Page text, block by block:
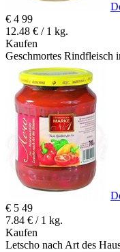
€ 4 99
12.48 € / 1 kg.
Kaufen
Geschmortes Rindfleisch
€ 5 49
7.84 € / 1 kg.
Kaufen
Letscho nach Art des